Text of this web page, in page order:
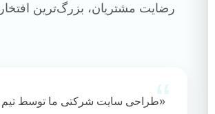
رضایت مشتریان، بزرگ‌ترین
«طراحی سایت شرکتی ما توسط تیم